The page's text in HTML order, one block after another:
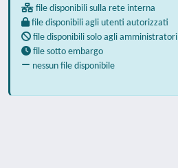
file disponibili sulla rete interna
file disponibili agli utenti autorizzati
file disponibili solo agli amministratori
file sotto embargo
nessun file disponibile